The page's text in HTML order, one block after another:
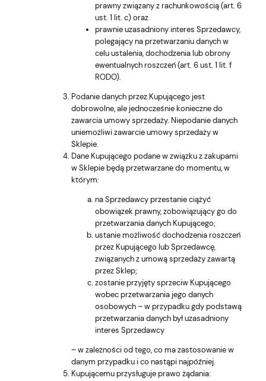
prawny związany z rachunkowością (art. 6
ust. 1 lit. c) oraz
prawnie uzasadniony interes Sprzedawcy,
polegający na przetwarzaniu danych w
celu ustalenia, dochodzenia lub obrony
ewentualnych roszczeń (art. 6 ust. 1 lit. f
RODO).
Podanie danych przez Kupującego jest
dobrowolne, ale jednocześnie konieczne do
zawarcia umowy sprzedaży. Niepodanie danych
uniemożliwi zawarcie umowy sprzedaży w
Sklepie.
Dane Kupującego podane w związku z zakupami
w Sklepie będą przetwarzane do momentu, w
którym:
na Sprzedawcy przestanie ciążyć
obowiązek prawny, zobowiązujący go do
przetwarzania danych Kupującego;
ustanie możliwość dochodzenia roszczeń
przez Kupującego lub Sprzedawcę,
związanych z umową sprzedaży zawartą
przez Sklep;
zostanie przyjęty sprzeciw Kupującego
wobec przetwarzania jego danych
osobowych – w przypadku gdy podstawą
przetwarzania danych był uzasadniony
interes Sprzedawcy
– w zależności od tego, co ma zastosowanie w
danym przypadku i co nastąpi najpóźniej.
Kupującemu przysługuje prawo żądania: